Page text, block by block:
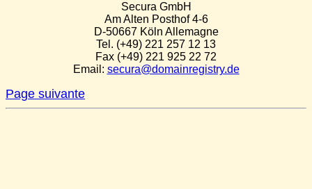
Secura GmbH
Am Alten Posthof 4-6
D-50667 Köln Allemagne
Tel. (+49) 221 257 12 13
Fax (+49) 221 925 22 72
Email: secura@domainregistry.de
Page suivante